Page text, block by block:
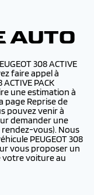
AUTO
308 ACTIVE
faire appel à
PACK
une estimation à
page Reprise de
pouvez venir à
demander une
vous). Nous
PEUGEOT 308
vous proposer un
votre voiture au